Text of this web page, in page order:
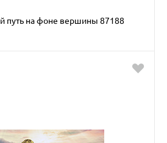
путь на фоне вершины 87188